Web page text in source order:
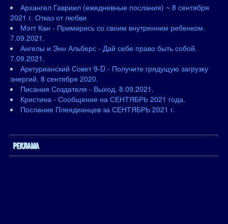
Архангел Гавриил (ежедневные послания) ~ 8 сентября
2021 г. Отказ от любви
Мэтт Кан - Примирись со своим внутренним ребенком.
7.09.2021.
Ангелы и Энн Альберс - Дай себе право быть собой.
7.09.2021.
Арктурианский Совет 9-D - Получите грядущую загрузку
энергий. 8 сентября 2020.
Писания Создателя - Выход. 8.09.2021.
Кристина - Сообщение на СЕНТЯБРЬ 2021 года.
Послание Плеядианцев за СЕНТЯБРЬ 2021 г.
РЕКЛАМА